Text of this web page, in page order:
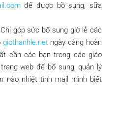
để được bồ sung, sữa
góp sức bổ sung giờ lễ các
giothanhle.netngày càng hoàn
cần các bạn trong các giáo
web để bổ sung, quản lý
nào nhiệt tình mail mình biết